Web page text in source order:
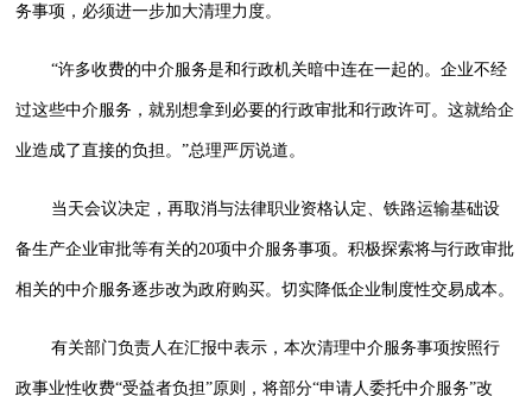
务事项，必须进一步加大清理力度。
“许多收费的中介服务是和行政机关暗中连在一起的。企业不经
过这些中介服务，就别想拿到必要的行政审批和行政许可。这就给企
业造成了直接的负担。”总理严厉说道。
当天会议决定，再取消与法律职业资格认定、铁路运输基础设
备生产企业审批等有关的20项中介服务事项。积极探索将与行政审批
相关的中介服务逐步改为政府购买。切实降低企业制度性交易成本。
有关部门负责人在汇报中表示，本次清理中介服务事项按照行
政事业性收费“受益者负担”原则，将部分“申请人委托中介服务”改